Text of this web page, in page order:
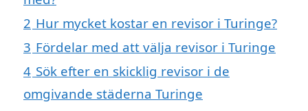
2 Hur mycket kostar en revisor i Turinge?
3 Fördelar med att välja revisor i Turinge
4 Sök efter en skicklig revisor i de
omgivande städerna Turinge